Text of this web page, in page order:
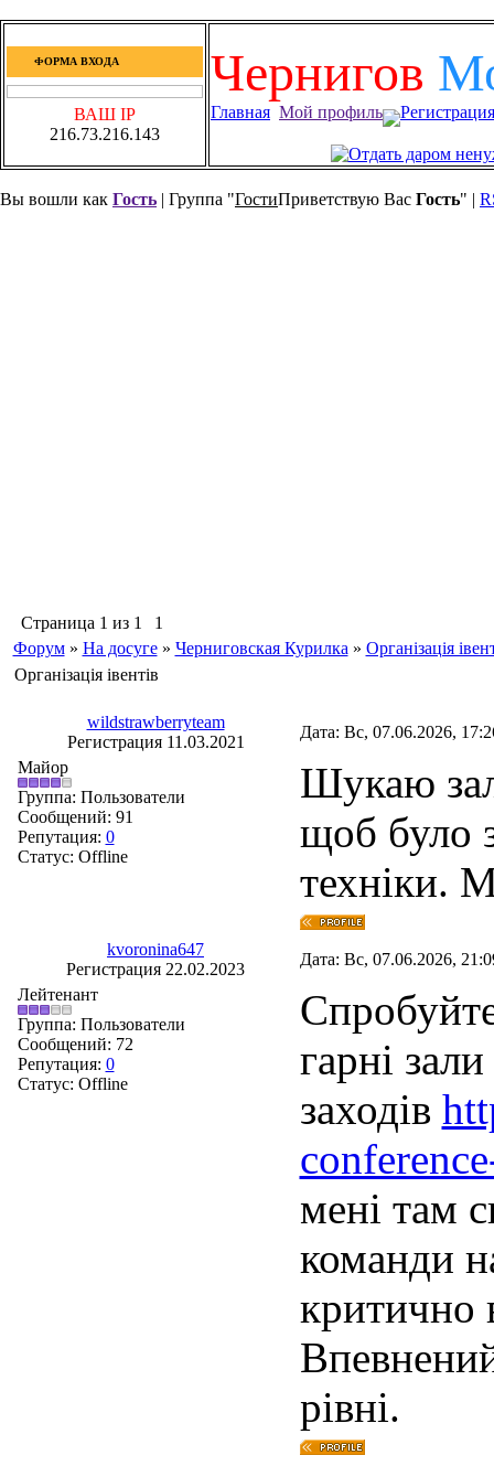
ФОРМА ВХОДА
ВАШ IP
216.73.216.143
Чернигов
Главная Мой профиль Регистрация
Вы вошли как Гость | Группа "ГостиПриветствую Вас Гость" |
Страница 1 из 1
1
Форум » На досуге » Черниговская Курилка » Організація
Організація івентів
wildstrawberryteam
Регистрация 11.03.2021
Дата: Вс, 07.06.2026,
Майор
Группа: Пользователи
Сообщений: 91
Репутация: 0
Статус: Offline
Шукаю
щоб було
техніки.
kvoronina647
Регистрация 22.02.2023
Дата: Вс, 07.06.2026,
Лейтенант
Группа: Пользователи
Сообщений: 72
Репутация: 0
Статус: Offline
гарні
заходів
мені там
команди
критично
рівні.